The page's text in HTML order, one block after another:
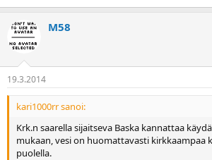
M58
19.3.2014
kari1000rr sanoi:
Krk.n saarella sijaitseva Baska kannattaa
mukaan, vesi on huomattavasti kirkkaampaa
puolella.